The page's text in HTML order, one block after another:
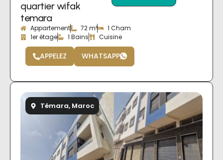
quartier wifak
temara
Appartement 72 m²
1 Cham
1er étage
1 Bains Cuisine
APPELEZ WHATSAPP
Témara, Maroc